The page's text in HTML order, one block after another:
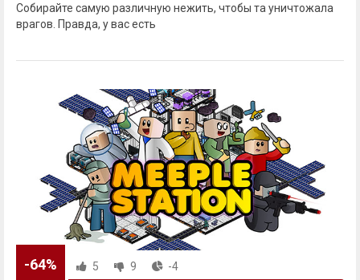
Собирайте самую различную нежить, чтобы та уничтожала
врагов. Правда, у вас есть
-64% 5 9 -4